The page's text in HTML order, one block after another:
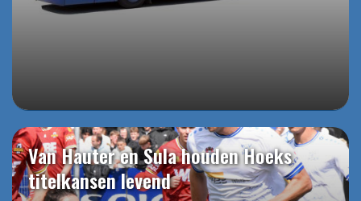
Van Hauter en Sula houden Hoeks
titelkansen levend